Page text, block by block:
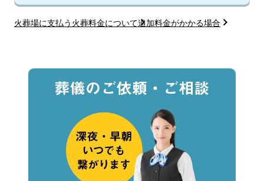
火葬場に支払う火葬料金について追加料金がかかる場合